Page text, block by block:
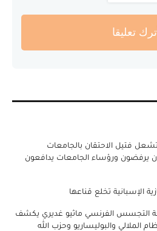
تعليقا
فتيل الاحتقان بالجامعات
يرفضون ورؤساء الجامعات يدافعون
الإسبانية تخلع قناعها
التجسس الفرنسي ماثيو غديري يكشف
الملالي والبوليساريو وحزب الله